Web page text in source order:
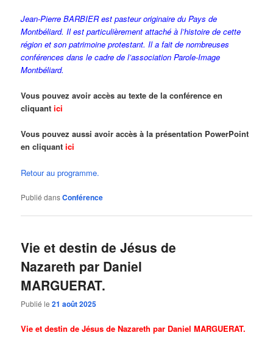
Jean-Pierre BARBIER est pasteur originaire du Pays de
Montbéliard. Il est particulièrement attaché à l’histoire de cette
région et son patrimoine protestant. Il a fait de nombreuses
conférences dans le cadre de l’association Parole-Image
Montbéliard.
Vous pouvez avoir accès au texte de la conférence en
cliquant ici
Vous pouvez aussi avoir accès à la présentation PowerPoint
en cliquant ici
Retour au programme.
Publié dansConférence
Vie et destin de Jésus de
Nazareth par Daniel
MARGUERAT.
Publié le21 août 2025
Vie et destin de Jésus de Nazareth par Daniel MARGUERAT.